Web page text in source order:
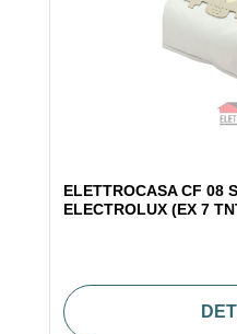
ELETTROCASA CF 08
ELECTROLUX (EX 7